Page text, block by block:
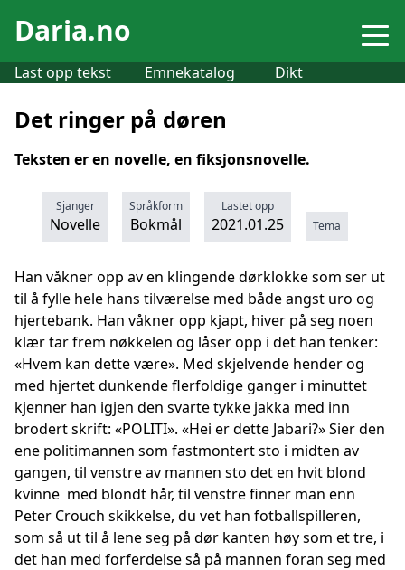
Daria.no
Last opp tekst Emnekatalog Dikt
Det ringer på døren
Teksten er en novelle, en fiksjonsnovelle.
Sjanger
Novelle
Språkform
Bokmål
Lastet opp
2021.01.25 Tema
Han våkner opp av en klingende dørklokke som ser ut
til å fylle hele hans tilværelse med både angst uro og
hjertebank. Han våkner opp kjapt, hiver på seg noen
klær tar frem nøkkelen og låser opp i det han tenker:
«Hvem kan dette være». Med skjelvende hender og
med hjertet dunkende flerfoldige ganger i minuttet
kjenner han igjen den svarte tykke jakka med inn
brodert skrift: «POLITI». «Hei er dette Jabari?» Sier den
ene politimannen som fastmontert sto i midten av
gangen, til venstre av mannen sto det en hvit blond
kvinne med blondt hår, til venstre finner man enn
Peter Crouch skikkelse, du vet han fotballspilleren,
som så ut til å lene seg på dør kanten høy som et tre, i
det han med forferdelse så på mannen foran seg med